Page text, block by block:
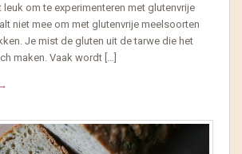
leuk om te experimenteren met glutenvrije
niet mee om met glutenvrije meelsoorten
Je mist de gluten uit de tarwe die het
maken. Vaak wordt […]